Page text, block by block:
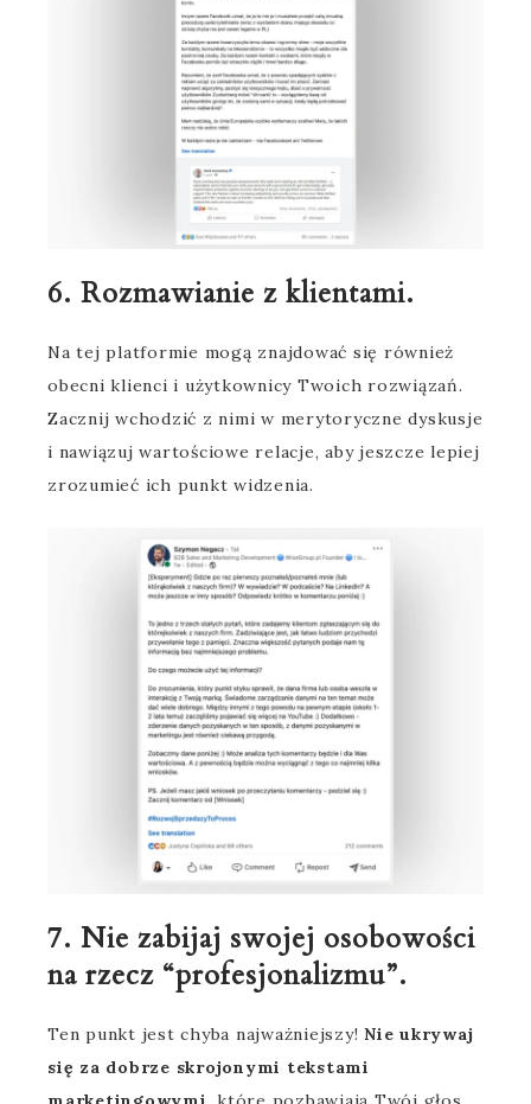
6. Rozmawianie z klientami.
Na tej platformie mogą znajdować się również
obecni klienci i użytkownicy Twoich rozwiązań.
Zacznij wchodzić z nimi w merytoryczne dyskusje
i nawiązuj wartościowe relacje, aby jeszcze lepiej
zrozumieć ich punkt widzenia.
7. Nie zabijaj swojej osobowości
na rzecz “profesjonalizmu”.
Ten punkt jest chyba najważniejszy! Nie ukrywaj
się za dobrze skrojonymi tekstami